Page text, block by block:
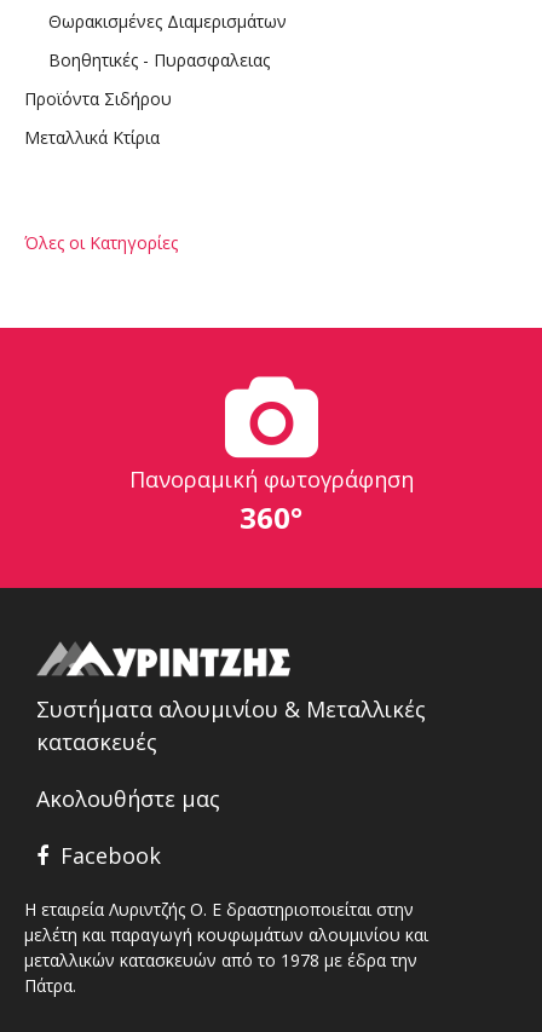
Θωρακισμένες Διαμερισμάτων
Βοηθητικές - Πυρασφαλειας
Προϊόντα Σιδήρου
Μεταλλικά Κτίρια
Όλες οι Κατηγορίες
Πανοραμική φωτογράφηση
360°
Συστήματα αλουμινίου & Μεταλλικές
κατασκευές
Ακολουθήστε μας
Facebook
Η εταιρεία Λυριντζής Ο. Ε δραστηριοποιείται στην
μελέτη και παραγωγή κουφωμάτων αλουμινίου και
μεταλλικών κατασκευών από το 1978 με έδρα την
Πάτρα.